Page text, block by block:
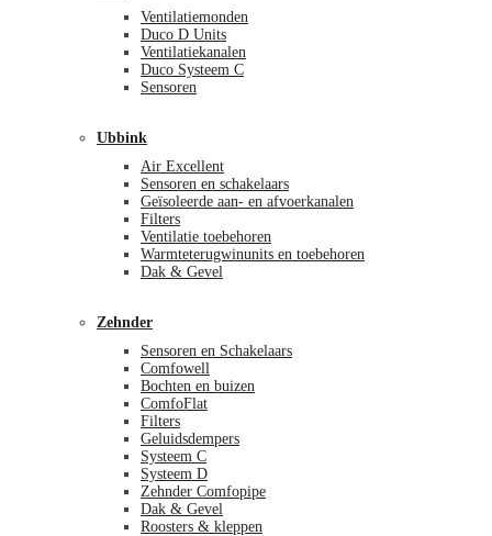
Ventilatiemonden
Duco D Units
Ventilatiekanalen
Duco Systeem C
Sensoren
Ubbink
Air Excellent
Sensoren en schakelaars
Geïsoleerde aan- en afvoerkanalen
Filters
Ventilatie toebehoren
Warmteterugwinunits en toebehoren
Dak & Gevel
Zehnder
Sensoren en Schakelaars
Comfowell
Bochten en buizen
ComfoFlat
Filters
Geluidsdempers
Systeem C
Systeem D
Zehnder Comfopipe
Dak & Gevel
Roosters & kleppen